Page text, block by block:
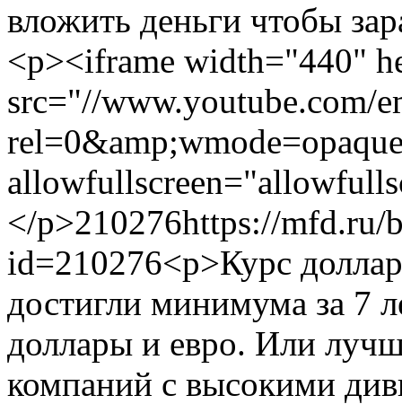
вложить деньги чтобы
<p><iframe width="440"
src="//www.youtube.com/
</p>210276https://mfd.ru/
id=210276<p>Курс
достигли минимума за 7
доллары и евро. Или
компаний с высокими